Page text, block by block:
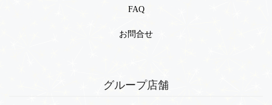
FAQ
お問合せ
グループ店舗